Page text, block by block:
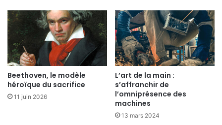
Beethoven, le modèle
héroïque du sacrifice
11 juin 2026
L’art de la main :
s’affranchir de
l’omniprésence des
machines
13 mars 2024